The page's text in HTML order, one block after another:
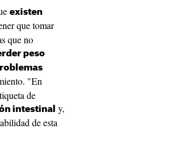
existen
que tomar
que no
peso
"En
de
intestinal
y,
de esta